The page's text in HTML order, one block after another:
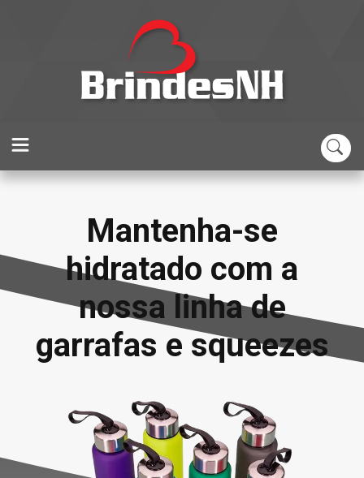
a
de
Confira
sacolas e
para uma